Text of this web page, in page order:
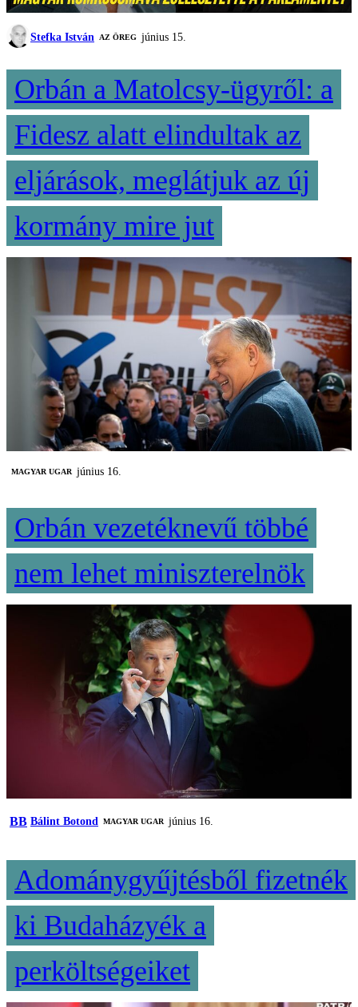
Stefka István AZ ÖREG június 15.
Orbán a Matolcsy-ügyről: a
Fidesz alatt elindultak az
eljárások, meglátjuk az új
kormány mire jut
MAGYAR UGAR június 16.
Orbán vezetéknevű többé
nem lehet miniszterelnök
BB Bálint Botond MAGYAR UGAR június 16.
Adománygyűjtésből fizetnék
ki Budaházyék a
perköltségeiket